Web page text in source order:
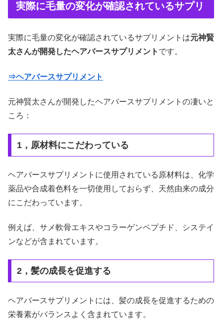
実際に毛量の変化が確認されているサプリ
実際に毛量の変化が確認されているサプリメントは元神賢
太さんが開発したヘアバースサプリメント です。
⇒ヘアバースサプリメント
元神賢太さんが開発したヘアバースサプリメントの凄いと
ころ：
1，原材料にこだわっている
ヘアバースサプリメントに使用されている原材料は、化学
薬品や合成着色料を一切使用しておらず、天然由来の成分
にこだわっています。
例えば、サメ軟骨エキスやコラーゲンペプチド、システイ
ンなどが含まれています。
2，髪の成長を促進する
ヘアバースサプリメントには、髪の成長を促進するための
栄養素がバランスよく含まれています。